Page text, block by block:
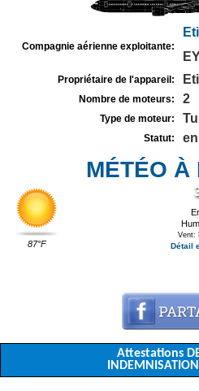
Compagnie aérienne exploitante:
Propriétaire de l'appareil:
Nombre de moteurs: 2
Type de moteur:
Statut:
MÉTÉO À
87°F
Vent:
Détail
Attestations